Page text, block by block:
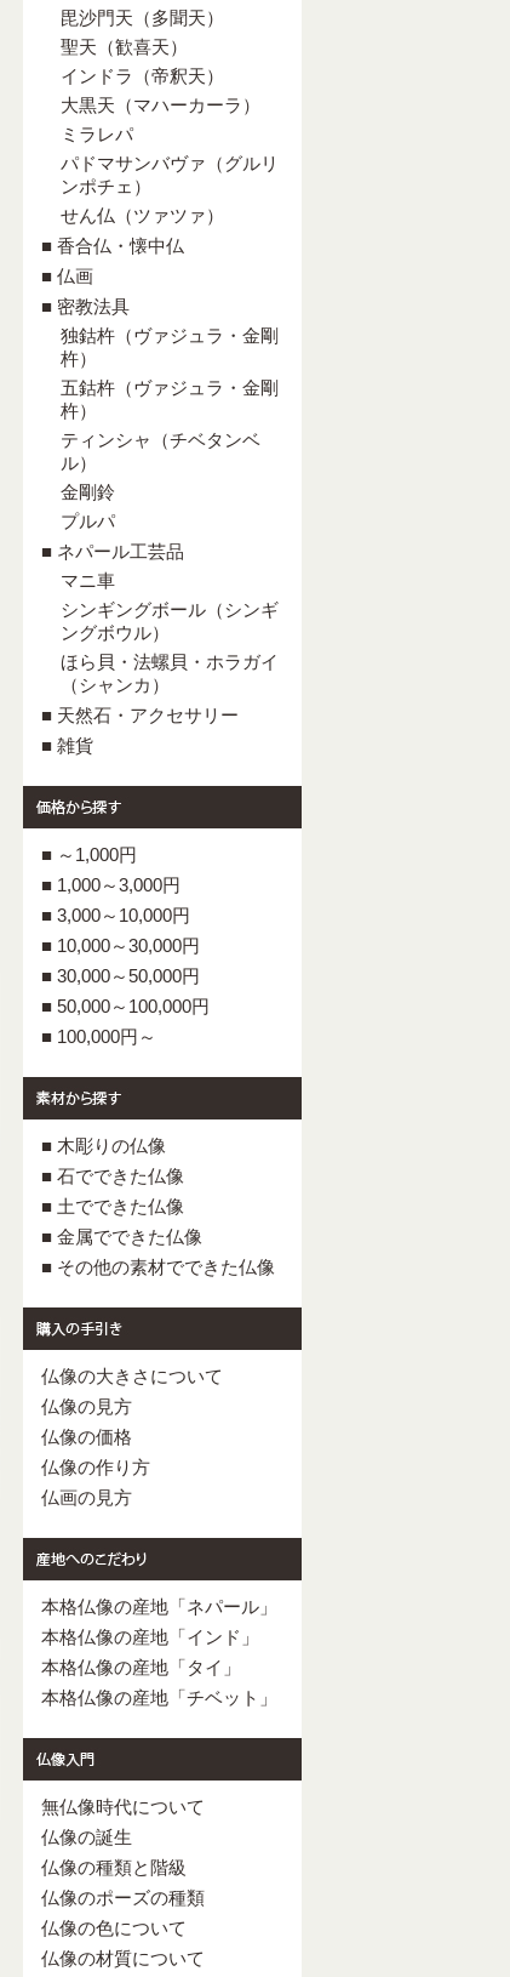
毘沙門天（多聞天）
聖天（歓喜天）
インドラ（帝釈天）
大黒天（マハーカーラ）
ミラレパ
パドマサンバヴァ（グルリ
ンポチェ）
せん仏（ツァツァ）
■ 香合仏・懐中仏
■ 仏画
■ 密教法具
独鈷杵（ヴァジュラ・金剛
杵）
五鈷杵（ヴァジュラ・金剛
杵）
ティンシャ（チベタンベ
ル）
金剛鈴
プルパ
■ ネパール工芸品
マニ車
シンギングボール（シンギ
ングボウル）
ほら貝・法螺貝・ホラガイ
（シャンカ）
■ 天然石・アクセサリー
■ 雑貨
■ ～1,000円
■ 1,000～3,000円
■ 3,000～10,000円
■ 10,000～30,000円
■ 30,000～50,000円
■ 50,000～100,000円
■ 100,000円～
■ 木彫りの仏像
■ 石でできた仏像
■ 土でできた仏像
■ 金属でできた仏像
■ その他の素材でできた仏像
仏像の大きさについて
仏像の見方
仏像の価格
仏像の作り方
仏画の見方
本格仏像の産地「ネパール」
本格仏像の産地「インド」
本格仏像の産地「タイ」
本格仏像の産地「チベット」
無仏像時代について
仏像の誕生
仏像の種類と階級
仏像のポーズの種類
仏像の色について
仏像の材質について